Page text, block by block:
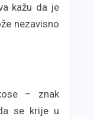
kažu da je
nezavisno
– znak
se krije u